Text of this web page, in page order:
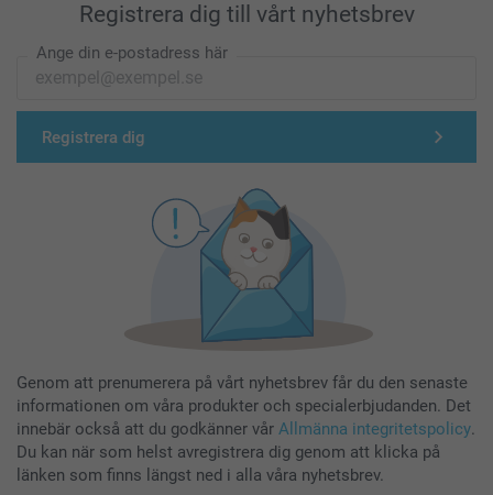
Registrera dig till vårt nyhetsbrev
Ange din e-postadress här
Registrera dig
Genom att prenumerera på vårt nyhetsbrev får du den senaste
informationen om våra produkter och specialerbjudanden. Det
innebär också att du godkänner vår Allmänna integritetspolicy.
Du kan när som helst avregistrera dig genom att klicka på
länken som finns längst ned i alla våra nyhetsbrev.